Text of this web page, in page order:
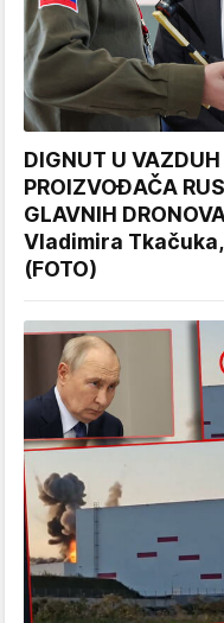
DIGNUT U
PROIZVOĐAČA
GLAVNIH
Vladimira
(FOTO)